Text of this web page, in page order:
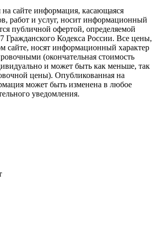
на сайте информация, касающаяся
работ и услуг, носит информационный
публичной офертой, определяемой
Гражданского Кодекса России. Все цены,
сайте, носят информационный характер
(окончательная стоимость
и может быть как меньше, так
цены). Опубликованная на
может быть изменена в любое
уведомления.